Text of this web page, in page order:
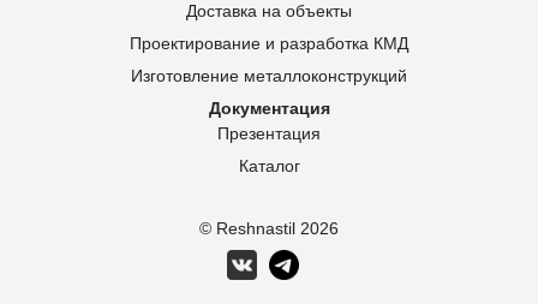
© Reshnastil 2026
Доставка на объекты
Проектирование и разработка КМД
Изготовление металлоконструкций
Документация
Презентация
Каталог